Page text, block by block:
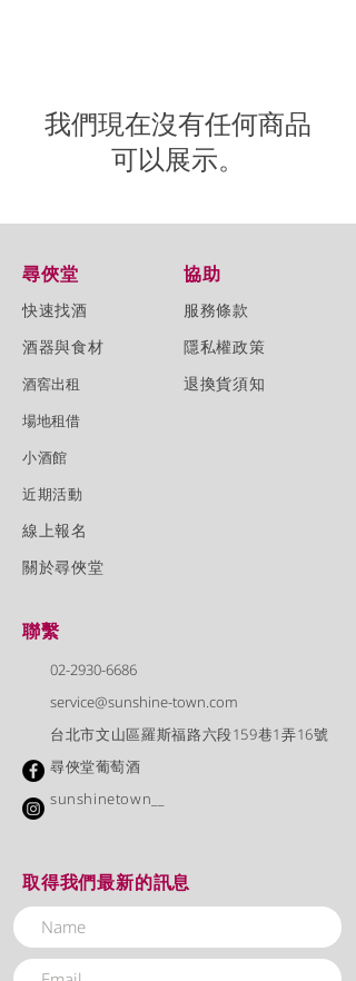
我們現在沒有任何商品
可以展示。
尋俠堂
快速找酒
酒器與食材
​酒窖出租
場地租借
小酒館
近期活動
線上報名
​關於尋俠堂
協助
服務條款
隱私權政策
退換貨須知
聯繫
02-2930-6686
service@sunshine-town.com
台北市文山區羅斯福路六段159巷1弄16號
尋俠堂葡萄酒
sunshinetown__
取得我們最新的訊息